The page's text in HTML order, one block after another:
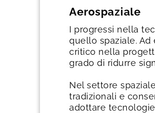
Aerospaziale
I progressi nella
quello spaziale.
critico nella
grado di ridurre
Nel settore
tradizionali e
adottare